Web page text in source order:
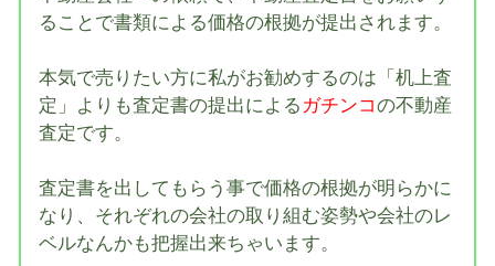
ることで書類による価格の根拠が提出されます。
本気で売りたい方に私がお勧めするのは「机上査
定」よりも査定書の提出による ガチンコの不動産
査定です。
査定書を出してもらう事で価格の根拠が明らかに
なり、それぞれの会社の取り組む姿勢や会社のレ
ベルなんかも把握出来ちゃいます。